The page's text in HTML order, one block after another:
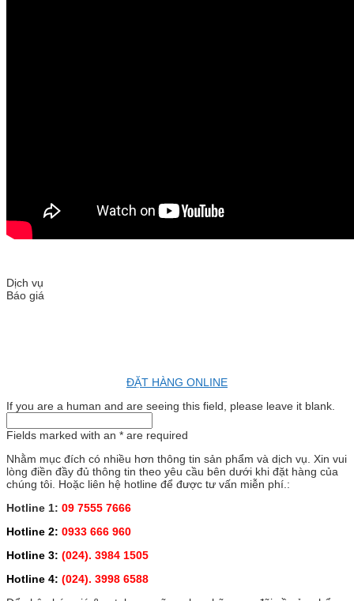
Dịch vụ
Báo giá
ĐẶT HÀNG ONLINE
If you are a human and are seeing this field, please leave it blank.
Fields marked with an * are required
Nhằm mục đích có nhiều hơn thông tin sản phẩm và dịch vụ. Xin vui
lòng điền đầy đủ thông tin theo yêu cầu bên dưới khi đặt hàng của
chúng tôi. Hoặc liên hệ hotline để được tư vấn miễn phí.:
Hotline 1: 09 7555 7666
Hotline 2: 0933 666 960
Hotline 3: (024). 3984 1505
Hotline 4: (024). 3998 6588